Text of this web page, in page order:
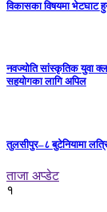
विकासका विषयमा भेटघाट
नवज्योति सांस्कृतिक युवा
सहयोगका लागि अपिल
तुलसीपुर–८ बुटेनियामा
ताजा अप्डेट
१